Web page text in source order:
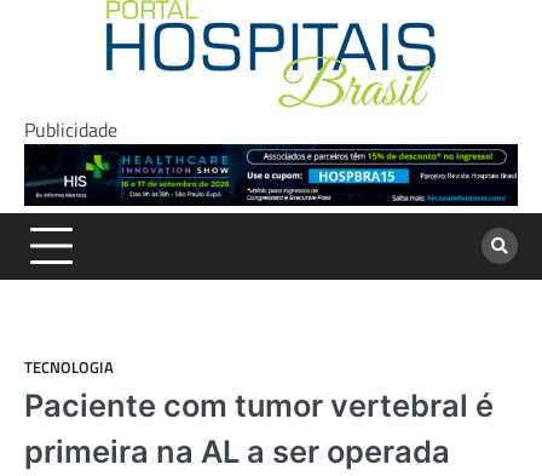
Publicidade
TECNOLOGIA
Paciente com tumor vertebral é
primeira na AL a ser operada